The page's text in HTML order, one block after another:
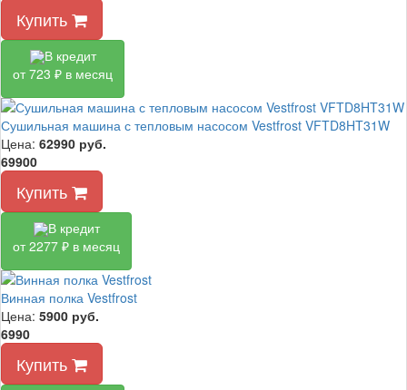
Купить
В кредит
от 723 ₽ в месяц
Сушильная машина с тепловым насосом Vestfrost VFTD8HT31W
Цена: 62990 руб.
69900
Купить
В кредит
от 2277 ₽ в месяц
Винная полка Vestfrost
Цена: 5900 руб.
6990
Купить